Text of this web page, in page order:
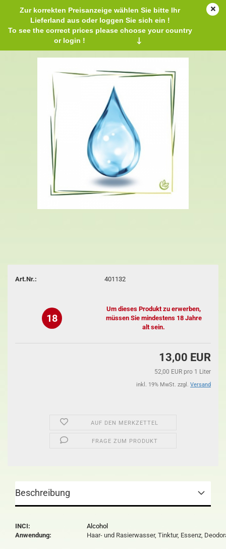
Zur korrekten Preisanzeige wählen Sie bitte Ihr
Lieferland aus oder loggen Sie sich ein !
To see the correct prices please choose your country
or login !
↓
Weingeist 96% unvergällt BIO 250 ml
Art.Nr.: 401132
18
Um dieses Produkt zu erwerben,
müssen Sie mindestens 18 Jahre
alt sein.
13,00 EUR
52,00 EUR pro 1 Liter
inkl. 19% MwSt. zzgl. Versand
AUF DEN MERKZETTEL
FRAGE ZUM PRODUKT
Beschreibung
INCI:
Alcohol
Anwendung:
Haar- und Rasierwasser, Tinktur, Essenz,